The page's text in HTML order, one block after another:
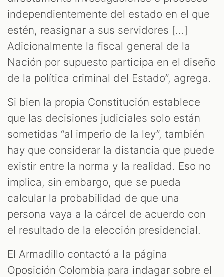
independientemente del estado en el que
estén, reasignar a sus servidores [...]
Adicionalmente la fiscal general de la
Nación por supuesto participa en el diseño
de la política criminal del Estado”, agrega.
Si bien la propia Constitución establece
que las decisiones judiciales solo están
sometidas “al imperio de la ley”, también
hay que considerar la distancia que puede
existir entre la norma y la realidad. Eso no
implica, sin embargo, que se pueda
calcular la probabilidad de que una
persona vaya a la cárcel de acuerdo con
el resultado de la elección presidencial.
El Armadillo contactó a la página
Oposición Colombia para indagar sobre el